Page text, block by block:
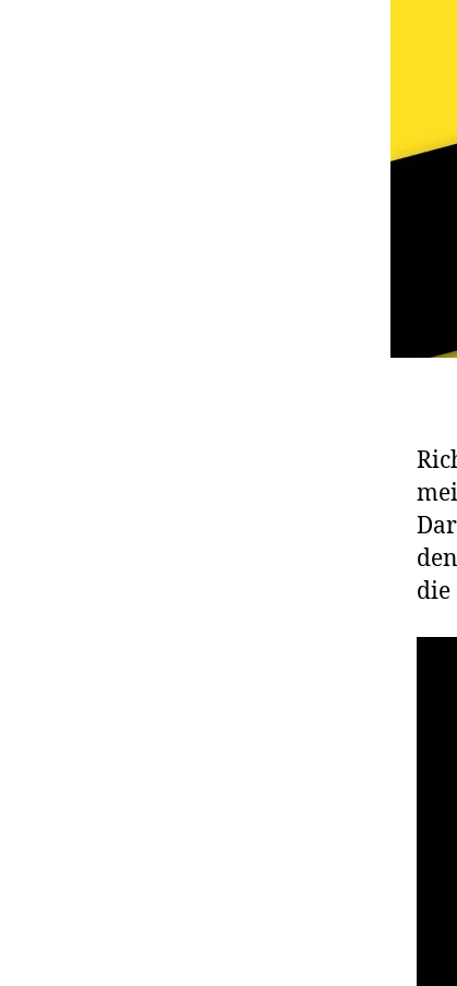
die